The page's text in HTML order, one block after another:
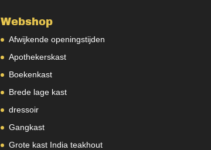
Webshop
Afwijkende openingstijden
Apothekerskast
Boekenkast
Brede lage kast
dressoir
Gangkast
Grote kast India teakhout